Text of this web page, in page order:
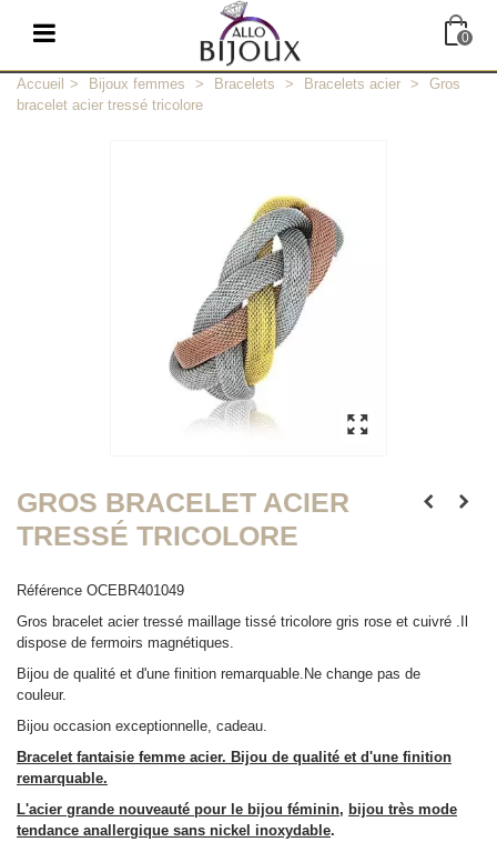
0
Accueil > Bijoux femmes > Bracelets > Bracelets acier >
Gros
bracelet acier tressé tricolore
GROS BRACELET ACIER
TRESSÉ TRICOLORE
Référence OCEBR401049
Gros bracelet acier tressé maillage tissé tricolore gris rose et cuivré .Il
dispose de fermoirs magnétiques.
Bijou de qualité et d'une finition remarquable.Ne change pas de
couleur.
Bijou occasion exceptionnelle, cadeau.
Bracelet fantaisie femme acier. Bijou de qualité et d'une finition
remarquable.
L'acier grande nouveauté pour le bijou féminin, bijou très mode
tendance anallergique sans nickel inoxydable.